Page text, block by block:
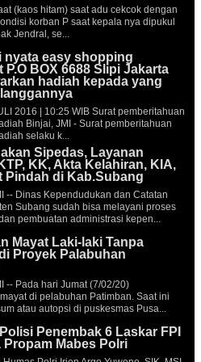
(kaos hitam) saat adu cekcok dengan
korban P saat kepala nya dipukul
Jendral, se...
nyata easy shopping
P.O BOX 6688 Slipi Jakarta
hadiah kepada yang
2016 | 10:25 WIB Surat pemberitahuan
Binjai, JMI - Surat pemberitahuan
selaku k...
Sipedas, Layanan
KK, Akta Kelahiran, KIA,
Pindah di Kab.Subang
-- Dinas Kependudukan dan Catatan
Subang sudah bisa melayani proses
pembuatan administrasi kepen...
Mayat Laki-laki Tanpa
Proyek Palabuhan
-- Pada hari Jumat (7/02/20)
di pelabuhan Patimban. Saat ini
atau autopsi di puskesmas Pusa...
Penembak 6 Laskar FPI
Propam Mabes Polri